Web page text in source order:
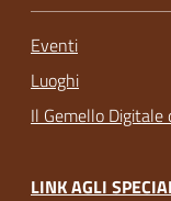
Eventi
Luoghi
Il Gemello Digitale
LINK AGLI